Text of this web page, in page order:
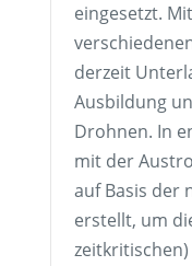
eingesetzt.
derzeit
Ausbildung
Drohnen. In
mit der
auf Basis der
erstellt, um